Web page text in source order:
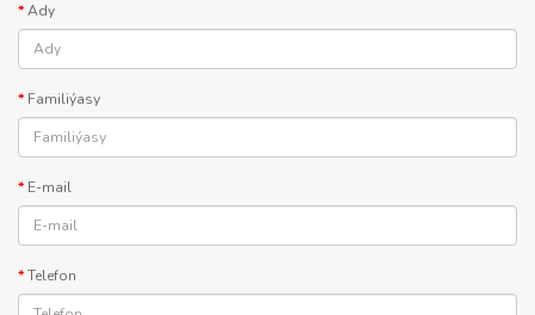
Ady
Familiýasy
E-mail
Telefon